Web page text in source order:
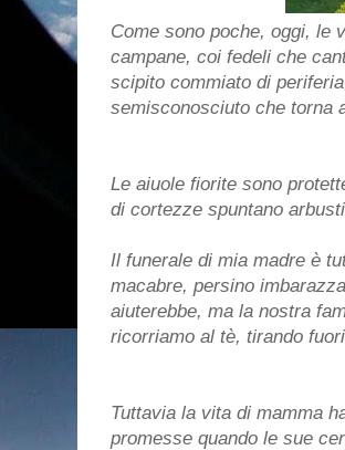
Come sono poche, oggi, le
campane, coi fedeli che
scipito commiato di
semisconosciuto che torna
Le aiuole fiorite sono
di cortezze spuntano
Il funerale di mia madre è
macabre, persino
aiuterebbe, ma la nostra
ricorriamo al tè, tirando
Tuttavia la vita di mamma
promesse quando le sue